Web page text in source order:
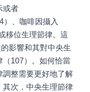
或者
）、咖啡因攝入
移位生理節律。這
影響和其對中央生
107）。如何恰當
調整需要更好地了解
其次，中央生理節律